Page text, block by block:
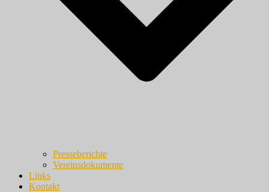
Presseberichte
Vereinsdokumente
Links
Kontakt